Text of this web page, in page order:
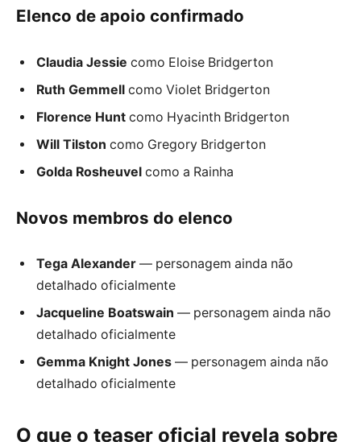
Elenco de apoio confirmado
Claudia Jessie como Eloise Bridgerton
Ruth Gemmell como Violet Bridgerton
Florence Hunt como Hyacinth Bridgerton
Will Tilston como Gregory Bridgerton
Golda Rosheuvel como a Rainha
Novos membros do elenco
Tega Alexander — personagem ainda não
detalhado oficialmente
Jacqueline Boatswain — personagem ainda não
detalhado oficialmente
Gemma Knight Jones — personagem ainda não
detalhado oficialmente
O que o teaser oficial revela sobre